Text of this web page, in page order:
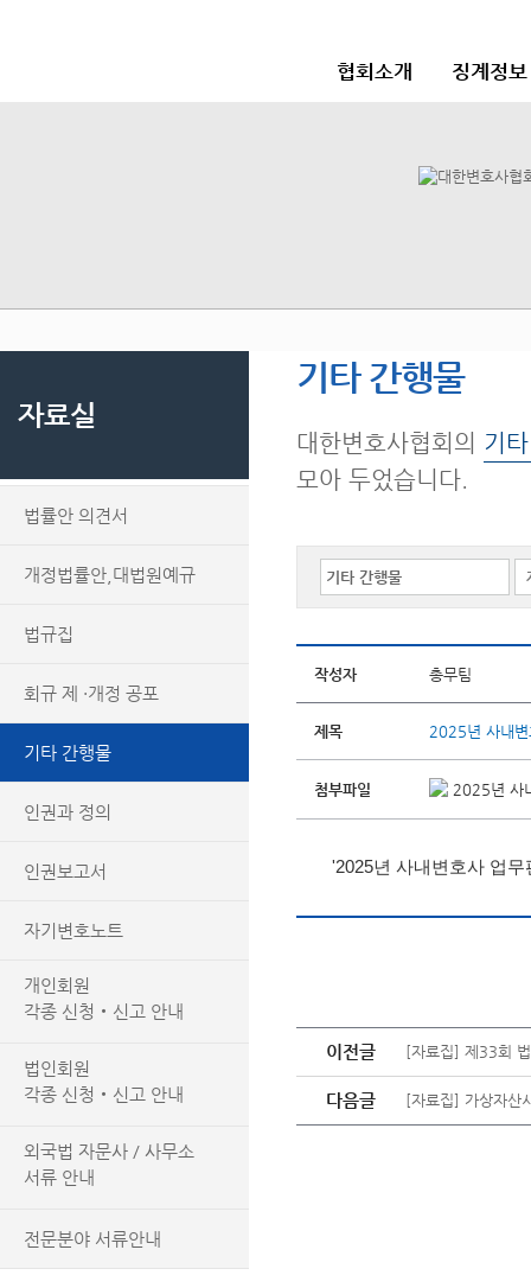
협회소개 징계정
자료실
법률안 의견서
개정법률안,대법원예규
법규집
회규 제 ·개정 공포
기타 간행물
인권과 정의
인권보고서
자기변호노트
개인회원
각종 신청‧신고 안내
법인회원
각종 신청‧신고 안내
외국법 자문사 / 사무소
서류 안내
전문분야 서류안내
기타 간행물
대한변호사협회의 기
모아 두었습니다.
작성자 총무팀
제목 2025년 사내변
첨부파일 2025년 사
'2025년 사내변호사 업
이전글 [자료집] 제33회
다음글 [자료집] 가상자산